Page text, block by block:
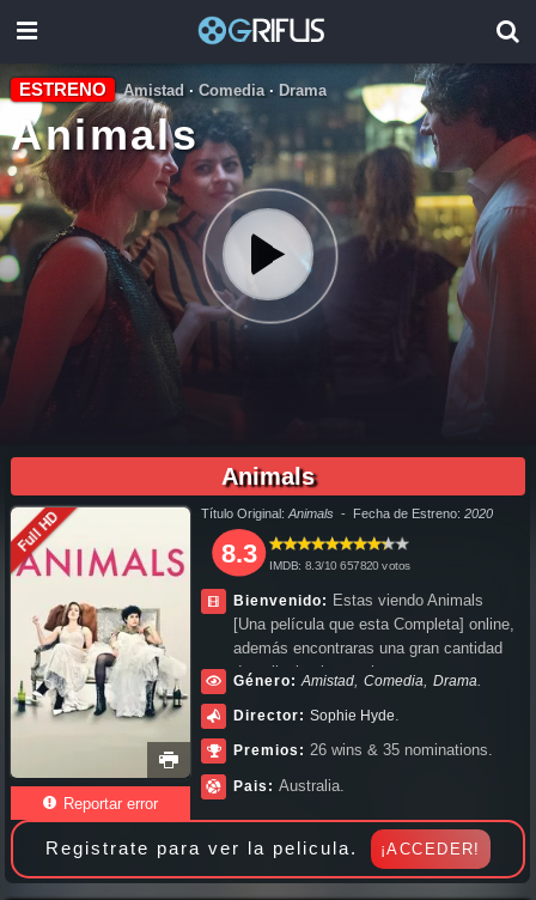
ESTRENO Amistad·Comedia· Drama
Animals
completa Animals audio latino, pelicula completa Animals audio latino online, como ver Animals pelicula completa en español, como ver Animals pelicula completa en español latino, como ver y
español latino, Animals pelicula completa audio latino, Animals pelicula completa 2019, Animals pelicula completa en español, Animals pelicula completa en español latino, trailer Animals, Animals
trailer, ver trailer Animals español, trailer en español Animals, Animals trailer español latino, Animals descargar torrent gratis, descargar pelicula completa Animals hd, descargar Animals pelicula
completa, descargar Animals pelicula completa torrent, descargar Animals pelicula completa utorrent, descargar Animals pelicula completa mega, descargar Animals pelicula completa gratis,
Animals descargar pelicula completa gratis, Animals descargar pelicula completa hd, descargar pelicula Animals gratis, descargar pelicula Animals completa, en Español, en Español Latino, en
Latino, ver Animals Online, ver gratis Animals online, ver pelicula Animals online, ver Animals online megavideo, ver pelicula Animals online gratis, ver online Animals, Animals online ver pelicula,
Animals
Full HD
Reportar error
Título Original:Animals - Fecha de Estreno:2020
8.3 IMDB: 8.3/10 657820 votos
Bienvenido: Estas viendo Animals
[Una película que esta Completa] online,
además encontraras una gran cantidad
de peliculas las cuales estan en
Subtituladas (Sub español), Peliculas
con Audio Castellano (Español),
limite de tiempo, dividas en diferentes
categorías como lo son: Acción,
Comedia, Aventura, Guerra (Bélico),
Documentales, Ciencia Ficción, Drama,
Fantástico, Infantil, Intriga, Terror /
Género:Amistad ,Comedia ,Drama
Director:Sophie Hyde
Premios:26 wins & 35 nominations.
Pais:Australia.
Registrate para ver la pelicula. ¡ACCEDER!